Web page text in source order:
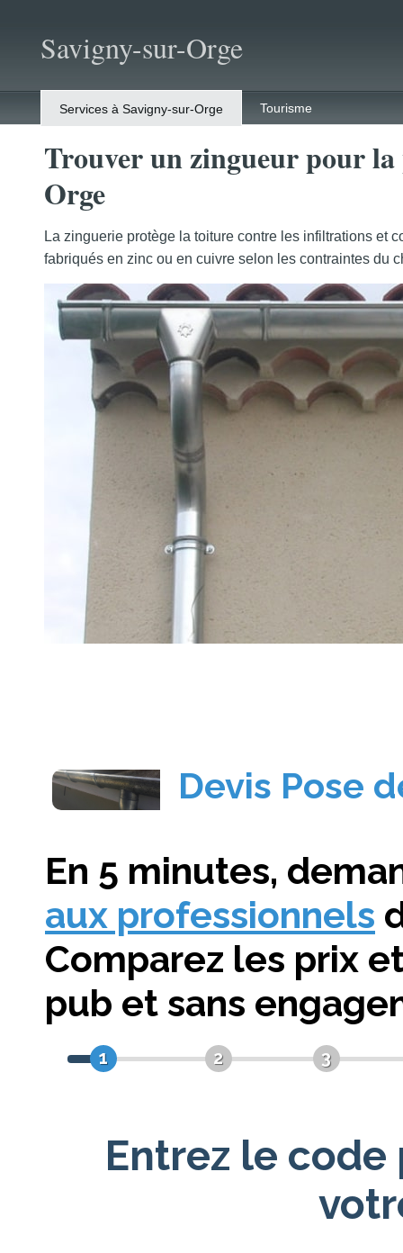
Savigny-sur-Orge
Services à Savigny-sur-Orge Tourisme
Trouver un zingueur pour la
Orge
La zinguerie protège la toiture contre les infiltrations et
fabriqués en zinc ou en cuivre selon les contraintes du